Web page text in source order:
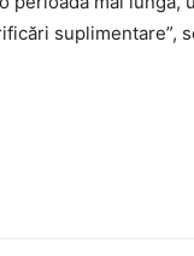
suplimentare”,